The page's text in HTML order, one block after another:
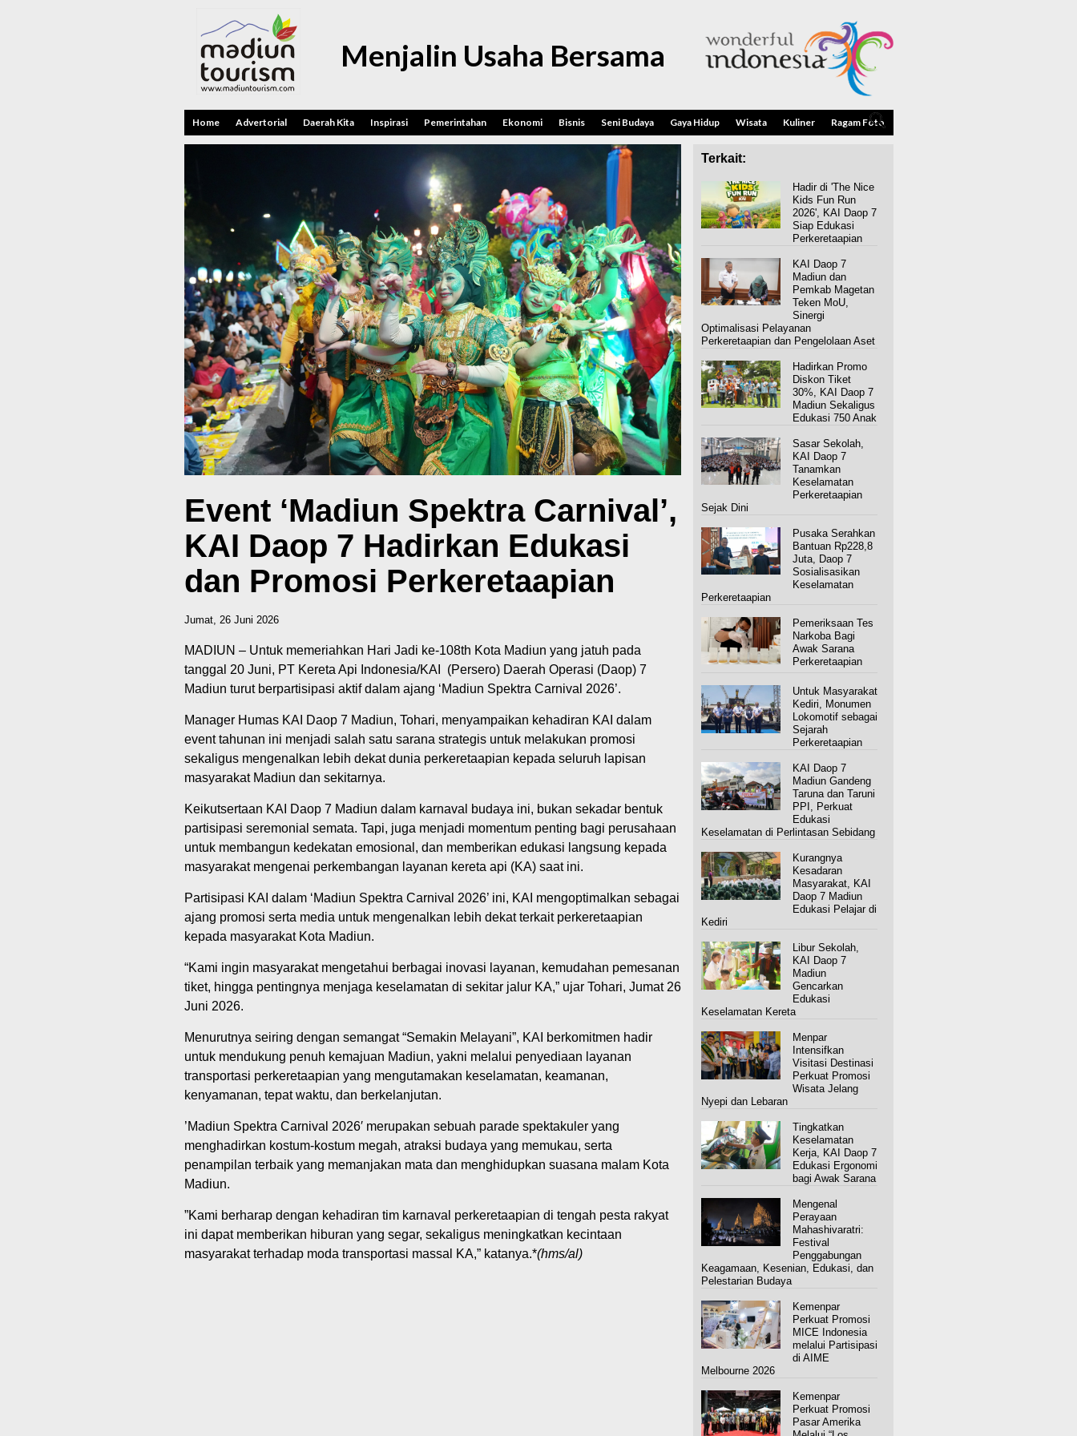
Menjalin Usaha Bersama
Home Advertorial Daerah Kita Inspirasi Pemerintahan Ekonomi Bisnis Seni Budaya Gaya Hidup Wisata Kuliner Ragam Foto
Event ‘Madiun Spektra Carnival’,
KAI Daop 7 Hadirkan Edukasi
dan Promosi Perkeretaapian
Jumat, 26 Juni 2026
MADIUN – Untuk memeriahkan Hari Jadi ke-108th Kota Madiun yang jatuh pada
tanggal 20 Juni, PT Kereta Api Indonesia/KAI (Persero) Daerah Operasi (Daop) 7
Madiun turut berpartisipasi aktif dalam ajang ‘Madiun Spektra Carnival 2026’.
Manager Humas KAI Daop 7 Madiun, Tohari, menyampaikan kehadiran KAI dalam
event tahunan ini menjadi salah satu sarana strategis untuk melakukan promosi
sekaligus mengenalkan lebih dekat dunia perkeretaapian kepada seluruh lapisan
masyarakat Madiun dan sekitarnya.
Keikutsertaan KAI Daop 7 Madiun dalam karnaval budaya ini, bukan sekadar bentuk
partisipasi seremonial semata. Tapi, juga menjadi momentum penting bagi perusahaan
untuk membangun kedekatan emosional, dan memberikan edukasi langsung kepada
masyarakat mengenai perkembangan layanan kereta api (KA) saat ini.
‎Partisipasi KAI dalam ‘Madiun Spektra Carnival 2026’ ini, KAI mengoptimalkan sebagai
ajang promosi serta media untuk mengenalkan lebih dekat terkait perkeretaapian
kepada masyarakat Kota Madiun.
“Kami ingin masyarakat mengetahui berbagai inovasi layanan, kemudahan pemesanan
tiket, hingga pentingnya menjaga keselamatan di sekitar jalur KA,” ujar Tohari, Jumat 26
Juni 2026.
Menurutnya seiring dengan semangat “Semakin Melayani”, KAI berkomitmen hadir
untuk mendukung penuh kemajuan Madiun, yakni melalui penyediaan layanan
transportasi perkeretaapian yang mengutamakan keselamatan, keamanan,
kenyamanan, tepat waktu, dan berkelanjutan.
‎’Madiun Spektra Carnival 2026′ merupakan sebuah parade spektakuler yang
menghadirkan kostum-kostum megah, atraksi budaya yang memukau, serta
penampilan terbaik yang memanjakan mata dan menghidupkan suasana malam Kota
Madiun.
‎”Kami berharap dengan kehadiran tim karnaval perkeretaapian di tengah pesta rakyat
ini dapat memberikan hiburan yang segar, sekaligus meningkatkan kecintaan
masyarakat terhadap moda transportasi massal KA,” katanya.*(hms/al)
Terkait:
Hadir di 'The Nice
Kids Fun Run
2026', KAI Daop 7
Siap Edukasi
Perkeretaapian
KAI Daop 7
Madiun dan
Pemkab Magetan
Teken MoU,
Sinergi
Optimalisasi Pelayanan
Perkeretaapian dan Pengelolaan Aset
Hadirkan Promo
Diskon Tiket
30%, KAI Daop 7
Madiun Sekaligus
Edukasi 750 Anak
Sasar Sekolah,
KAI Daop 7
Tanamkan
Keselamatan
Perkeretaapian
Sejak Dini
Pusaka Serahkan
Bantuan Rp228,8
Juta, Daop 7
Sosialisasikan
Keselamatan
Perkeretaapian
Pemeriksaan Tes
Narkoba Bagi
Awak Sarana
Perkeretaapian
Untuk Masyarakat
Kediri, Monumen
Lokomotif sebagai
Sejarah
Perkeretaapian
KAI Daop 7
Madiun Gandeng
Taruna dan Taruni
PPI, Perkuat
Edukasi
Keselamatan di Perlintasan Sebidang
Kurangnya
Kesadaran
Masyarakat, KAI
Daop 7 Madiun
Edukasi Pelajar di
Kediri
Libur Sekolah,
KAI Daop 7
Madiun
Gencarkan
Edukasi
Keselamatan Kereta
Menpar
Intensifkan
Visitasi Destinasi
Perkuat Promosi
Wisata Jelang
Nyepi dan Lebaran
Tingkatkan
Keselamatan
Kerja, KAI Daop 7
Edukasi Ergonomi
bagi Awak Sarana
Mengenal
Perayaan
Mahashivaratri:
Festival
Penggabungan
Keagamaan, Kesenian, Edukasi, dan
Pelestarian Budaya
Kemenpar
Perkuat Promosi
MICE Indonesia
melalui Partisipasi
di AIME
Melbourne 2026
Kemenpar
Perkuat Promosi
Pasar Amerika